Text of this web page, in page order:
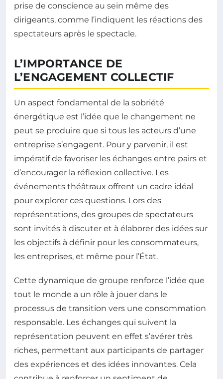
prise de conscience au sein même des
dirigeants, comme l’indiquent les réactions des
spectateurs après le spectacle.
L’IMPORTANCE DE
L’ENGAGEMENT COLLECTIF
Un aspect fondamental de la sobriété
énergétique est l’idée que le changement ne
peut se produire que si tous les acteurs d’une
entreprise s’engagent. Pour y parvenir, il est
impératif de favoriser les échanges entre pairs et
d’encourager la réflexion collective. Les
événements théâtraux offrent un cadre idéal
pour explorer ces questions. Lors des
représentations, des groupes de spectateurs
sont invités à discuter et à élaborer des idées sur
les objectifs à définir pour les consommateurs,
les entreprises, et même pour l’État.
Cette dynamique de groupe renforce l’idée que
tout le monde a un rôle à jouer dans le
processus de transition vers une consommation
responsable. Les échanges qui suivent la
représentation peuvent en effet s’avérer très
riches, permettant aux participants de partager
des expériences et des idées innovantes. Cela